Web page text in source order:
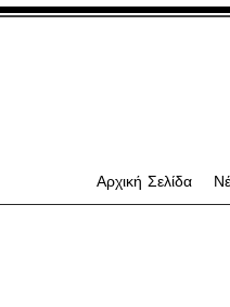
Αρχική Σελίδα